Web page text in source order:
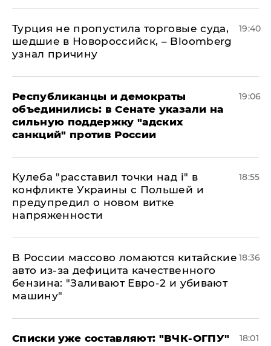
Турция не пропустила торговые суда,
шедшие в Новороссийск, – Bloomberg
узнал причину
19:40
Республиканцы и демократы
объединились: в Сенате указали на
сильную поддержку "адских
санкций" против России
19:06
Кулеба "расставил точки над і" в
конфликте Украины с Польшей и
предупредил о новом витке
напряженности
18:55
В России массово ломаются китайские
авто из-за дефицита качественного
бензина: "Заливают Евро-2 и убивают
машину"
18:36
Списки уже составляют: "ВЧК-ОГПУ"
18:01